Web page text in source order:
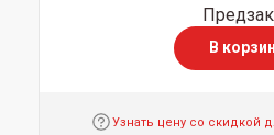
В
Узнать цену со скидкой